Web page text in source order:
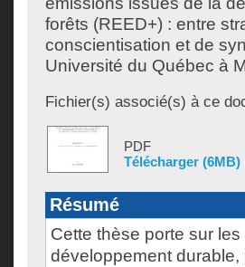
forêts (REED+) : entre
conscientisation et de
Université du Québec à
Fichier(s) associé(s) à ce
PDF
Télécharger (6MB)
Résumé
Cette thèse porte sur
développement